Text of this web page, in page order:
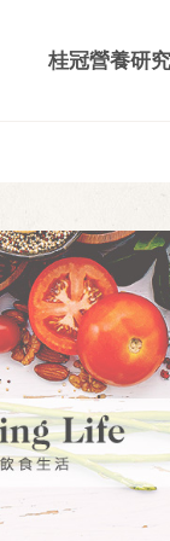
桂冠營養研